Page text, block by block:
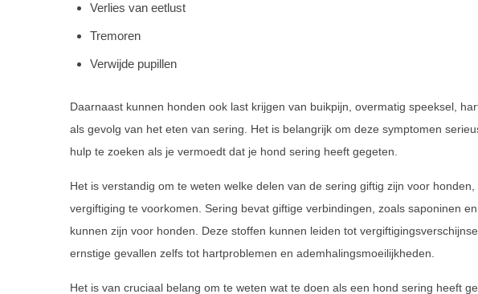
Verlies van eetlust
Tremoren
Verwijde pupillen
Daarnaast kunnen honden ook last krijgen van buikpijn, overmatig speeksel,
als gevolg van het eten van sering. Het is belangrijk om deze symptomen
hulp te zoeken als je vermoedt dat je hond sering heeft gegeten.
Het is verstandig om te weten welke delen van de sering giftig zijn voor
vergiftiging te voorkomen. Sering bevat giftige verbindingen, zoals saponinen
kunnen zijn voor honden. Deze stoffen kunnen leiden tot
ernstige gevallen zelfs tot hartproblemen en ademhalingsmoeilijkheden.
Het is van cruciaal belang om te weten wat te doen als een hond sering heeft